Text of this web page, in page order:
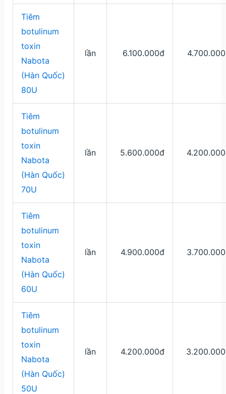
Tiêm
botulinum
toxin
Nabota
(Hàn Quốc)
80U
lần 6.100.000đ
Tiêm
botulinum
toxin
Nabota
(Hàn Quốc)
70U
lần 5.600.000đ
Tiêm
botulinum
toxin
Nabota
(Hàn Quốc)
60U
lần 4.900.000đ
Tiêm
botulinum
toxin
Nabota
(Hàn Quốc)
50U
lần 4.200.000đ